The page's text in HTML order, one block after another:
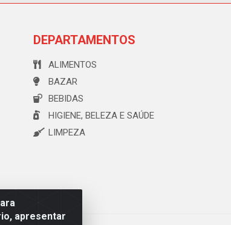
apresentar
DEPARTAMENTOS
ALIMENTOS
BAZAR
BEBIDAS
HIGIENE, BELEZA E SAÚDE
LIMPEZA